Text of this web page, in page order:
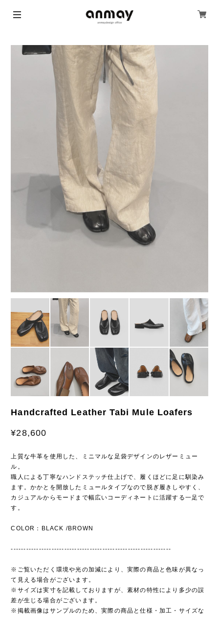
Handcrafted Leather Tabi Mule Loafers
¥28,600
上質な牛革を使用した、ミニマルな足袋デザインのレザーミュー
ル。
職人による丁寧なハンドステッチ仕上げで、履くほどに足に馴染み
ます。かかとを開放したミュールタイプなので脱ぎ履きしやすく、
カジュアルからモードまで幅広いコーディネートに活躍する一足で
す。
COLOR：BLACK /BROWN
---------------------------------------------------------------
※ご覧いただく環境や光の加減により、実際の商品と色味が異なっ
て見える場合がございます。
※サイズは実寸を記載しておりますが、素材の特性により多少の誤
差が生じる場合がございます。
※掲載画像はサンプルのため、実際の商品と仕様・加工・サイズな